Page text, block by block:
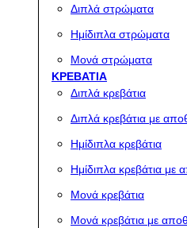
Διπλά στρώματα
Ημίδιπλα στρώματα
Μονά στρώματα
ΚΡΕΒΑΤΙΑ
Διπλά κρεβάτια
Διπλά κρεβάτια με
Ημίδιπλα κρεβάτια
Ημίδιπλα κρεβάτια με
Μονά κρεβάτια
Μονά κρεβάτια με